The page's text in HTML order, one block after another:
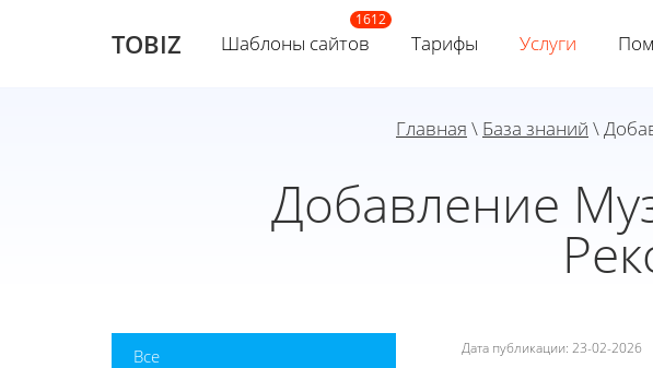
TOBIZ Шаблоны сайтов Тарифы Услуги
Главная \ База знаний \
Добавление
Все Дата публикации: 23-02-